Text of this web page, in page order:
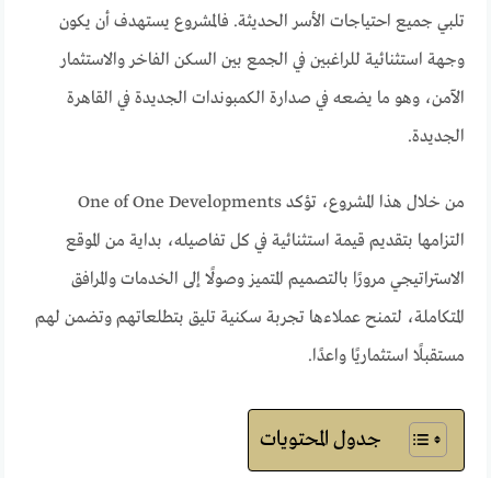
تلبي جميع احتياجات الأسر الحديثة. فالمشروع يستهدف أن يكون
وجهة استثنائية للراغبين في الجمع بين السكن الفاخر والاستثمار
الآمن، وهو ما يضعه في صدارة الكمبوندات الجديدة في القاهرة
الجديدة.
من خلال هذا المشروع، تؤكد One of One Developments
التزامها بتقديم قيمة استثنائية في كل تفاصيله، بداية من الموقع
الاستراتيجي مرورًا بالتصميم المتميز وصولًا إلى الخدمات والمرافق
المتكاملة، لتمنح عملاءها تجربة سكنية تليق بتطلعاتهم وتضمن لهم
مستقبلًا استثماريًا واعدًا.
جدول المحتويات